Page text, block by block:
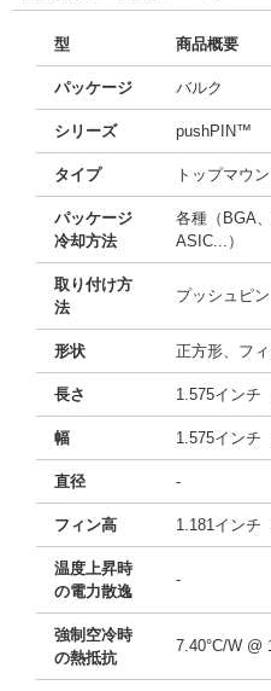
型 商品概要
パッケージ バルク
シリーズ pushPIN™
タイプ トップマウ
パッケージ
冷却方法
各種（BGA
ASIC...）
取り付け方
法
プッシュピン
形状 正方形、フ
長さ 1.575インチ
幅 1.575インチ
直径 -
フィン高 1.181インチ
温度上昇時
の電力散逸
-
強制空冷時
の熱抵抗
7.40°C/W @